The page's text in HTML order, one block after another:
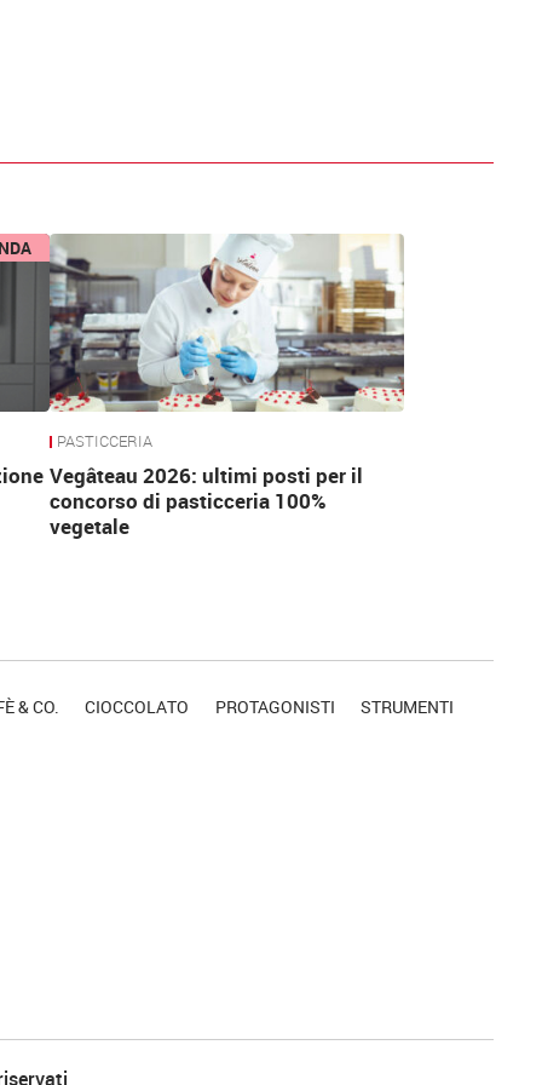
PASTICCERIA
Vegâteau 2026: ultimi posti per il
concorso di pasticceria 100%
vegetale
& CO. CIOCCOLATO PROTAGONISTI STRUMENTI